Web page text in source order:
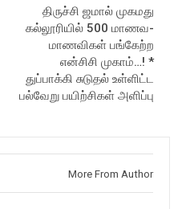
ockforttimes
Like us on:
https://www.facebook.com/R
Follow us on:
https://www.instagram.com/ro
ckforttimes/
திருச்சி ஜமால் முகமது
கல்லூரியில் 500 மாணவ-
மாணவிகள் பங்கேற்ற
என்சிசி முகாம்…! *
துப்பாக்கி சுடுதல் உள்ளிட்ட
பல்வேறு பயிற்சிகள் அளிப்பு
More From Author